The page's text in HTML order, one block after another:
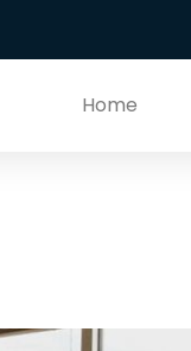
Home